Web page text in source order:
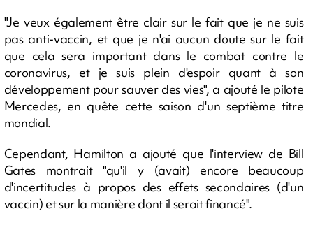
"Je veux également être clair sur le fait que je ne suis
pas anti-vaccin, et que je n'ai aucun doute sur le fait
que cela sera important dans le combat contre le
coronavirus, et je suis plein d'espoir quant à son
développement pour sauver des vies", a ajouté le pilote
Mercedes, en quête cette saison d'un septième titre
mondial.
Cependant, Hamilton a ajouté que l'interview de Bill
Gates montrait "qu'il y (avait) encore beaucoup
d'incertitudes à propos des effets secondaires (d'un
vaccin) et sur la manière dont il serait financé".